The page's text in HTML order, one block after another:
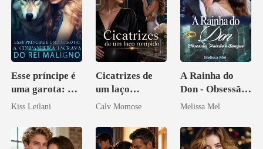
Esse príncipe é
uma garota: A
companheira
maligno
Kiss Leilani
Cicatrizes de
um laço
rompido
Calv Momose
A Rainha do
Don - Obsessão,
Paixão e Sangue
Melissa Mel